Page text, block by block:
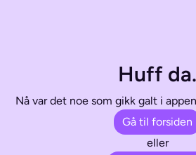
Huff da.
Nå var det noe som gikk galt i
Gå til forsiden
eller